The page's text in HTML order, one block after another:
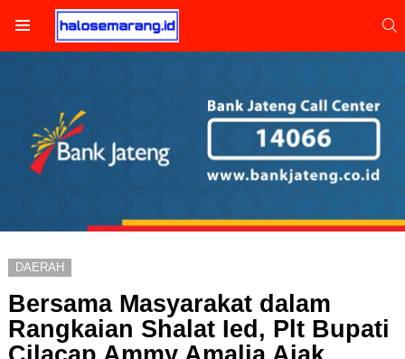
DAERAH
Bersama Masyarakat dalam
Rangkaian Shalat Ied, Plt Bupati